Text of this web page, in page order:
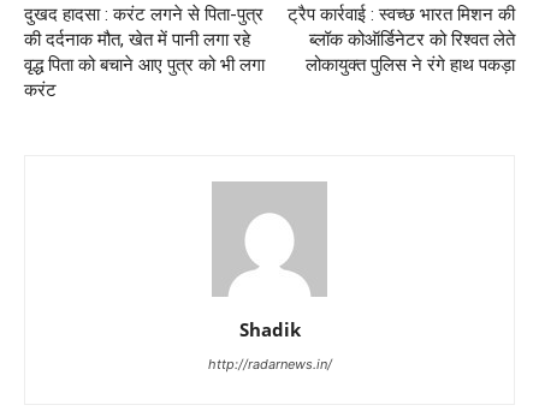
दुखद हादसा : करंट लगने से पिता-पुत्र
की दर्दनाक मौत, खेत में पानी लगा रहे
वृद्ध पिता को बचाने आए पुत्र को भी लगा
करंट
ट्रैप कार्रवाई : स्वच्छ भारत मिशन की
ब्लॉक कोऑर्डिनेटर को रिश्वत लेते
लोकायुक्त पुलिस ने रंगे हाथ पकड़ा
Shadik
http://radarnews.in/